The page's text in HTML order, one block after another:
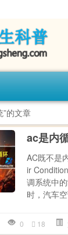
”的文章
ac是内
AC既不是
ir
调系统中
时，汽车
0 18